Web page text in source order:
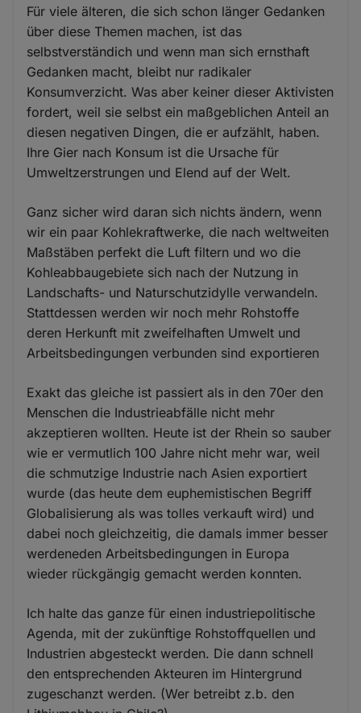
Für viele älteren, die sich schon länger Gedanken
über diese Themen machen, ist das
selbstverständich und wenn man sich ernsthaft
Gedanken macht, bleibt nur radikaler
Konsumverzicht. Was aber keiner dieser Aktivisten
fordert, weil sie selbst ein maßgeblichen Anteil an
diesen negativen Dingen, die er aufzählt, haben.
Ihre Gier nach Konsum ist die Ursache für
Umweltzerstrungen und Elend auf der Welt.
Ganz sicher wird daran sich nichts ändern, wenn
wir ein paar Kohlekraftwerke, die nach weltweiten
Maßstäben perfekt die Luft filtern und wo die
Kohleabbaugebiete sich nach der Nutzung in
Landschafts- und Naturschutzidylle verwandeln.
Stattdessen werden wir noch mehr Rohstoffe
deren Herkunft mit zweifelhaften Umwelt und
Arbeitsbedingungen verbunden sind exportieren
Exakt das gleiche ist passiert als in den 70er den
Menschen die Industrieabfälle nicht mehr
akzeptieren wollten. Heute ist der Rhein so sauber
wie er vermutlich 100 Jahre nicht mehr war, weil
die schmutzige Industrie nach Asien exportiert
wurde (das heute dem euphemistischen Begriff
Globalisierung als was tolles verkauft wird) und
dabei noch gleichzeitig, die damals immer besser
werdeneden Arbeitsbedingungen in Europa
wieder rückgängig gemacht werden konnten.
Ich halte das ganze für einen industriepolitische
Agenda, mit der zukünftige Rohstoffquellen und
Industrien abgesteckt werden. Die dann schnell
den entsprechenden Akteuren im Hintergrund
zugeschanzt werden. (Wer betreibt z.b. den